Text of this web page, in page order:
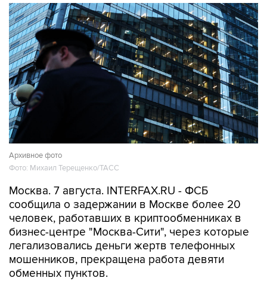
Архивное фото
Фото: Михаил Терещенко/ТАСС
Москва. 7 августа. INTERFAX.RU - ФСБ
сообщила о задержании в Москве более 20
человек, работавших в криптообменниках в
бизнес-центре "Москва-Сити", через которые
легализовались деньги жертв телефонных
мошенников, прекращена работа девяти
обменных пунктов.